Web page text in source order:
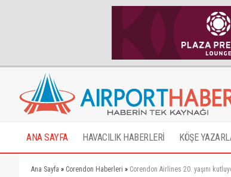
ANA SAYFA HAVACILIK HABERLERİ KÖŞE
Ana Sayfa » Corendon Haberleri » Corendon Airlines 20. yaşını